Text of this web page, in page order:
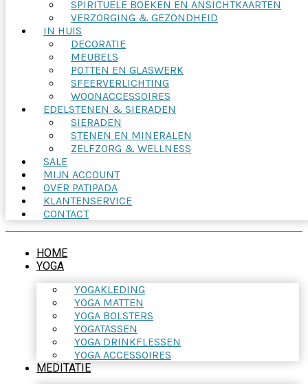
SPIRITUELE BOEKEN EN ANSICHTKAARTEN
VERZORGING & GEZONDHEID
IN HUIS
DECORATIE
MEUBELS
POTTEN EN GLASWERK
SFEERVERLICHTING
WOONACCESSOIRES
EDELSTENEN & SIERADEN
SIERADEN
STENEN EN MINERALEN
ZELFZORG & WELLNESS
SALE
MIJN ACCOUNT
OVER PATIPADA
KLANTENSERVICE
CONTACT
HOME
YOGA
YOGAKLEDING
YOGA MATTEN
YOGA BOLSTERS
YOGATASSEN
YOGA DRINKFLESSEN
YOGA ACCESSOIRES
MEDITATIE